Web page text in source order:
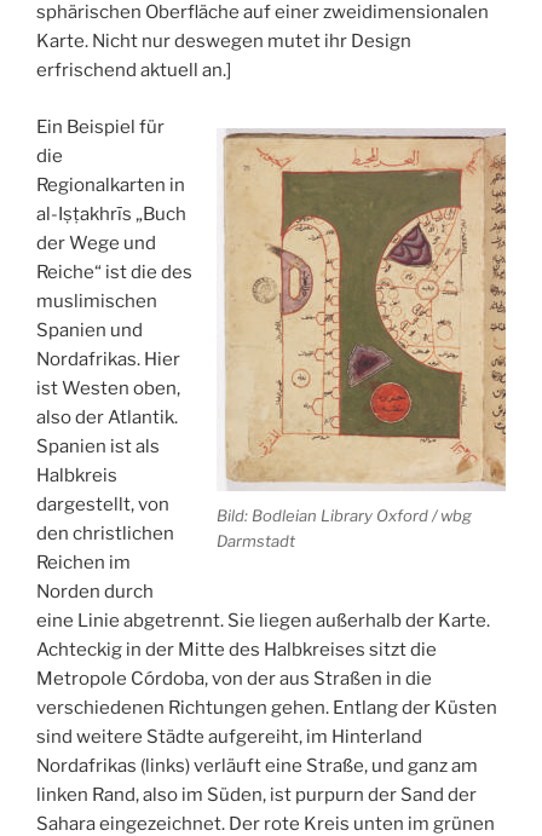
sphärischen Oberfläche auf einer zweidimensionalen
Karte. Nicht nur deswegen mutet ihr Design
erfrischend aktuell an.]
Bild: Bodleian Library Oxford / wbg
Darmstadt
Ein Beispiel für
die
Regionalkarten in
al-Iṣṭakhrīs „Buch
der Wege und
Reiche“ ist die des
muslimischen
Spanien und
Nordafrikas. Hier
ist Westen oben,
also der Atlantik.
Spanien ist als
Halbkreis
dargestellt, von
den christlichen
Reichen im
Norden durch
eine Linie abgetrennt. Sie liegen außerhalb der Karte.
Achteckig in der Mitte des Halbkreises sitzt die
Metropole Córdoba, von der aus Straßen in die
verschiedenen Richtungen gehen. Entlang der Küsten
sind weitere Städte aufgereiht, im Hinterland
Nordafrikas (links) verläuft eine Straße, und ganz am
linken Rand, also im Süden, ist purpurn der Sand der
Sahara eingezeichnet. Der rote Kreis unten im grünen